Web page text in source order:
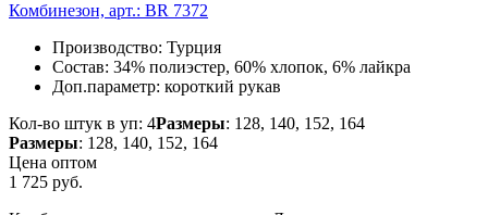
Комбинезон, арт.: BR 7372
Производство: Турция
Состав: 34% полиэстер, 60% хлопок, 6% лайкра
Доп.параметр: короткий рукав
Кол-во штук в уп: 4Размеры: 128, 140, 152, 164
Размеры: 128, 140, 152, 164
Цена оптом
1 725 руб.